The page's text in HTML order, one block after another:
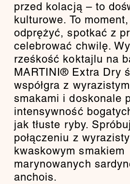
przed kolacją – to
kulturowe. To
odprężyć, spotkać z
celebrować chwilę.
rześkość koktajlu na
MARTINI® Extra Dry
współgra z
smakami i doskonale
intensywność
jak tłuste ryby.
połączeniu z
kwaskowym smakiem
marynowanych
anchois.